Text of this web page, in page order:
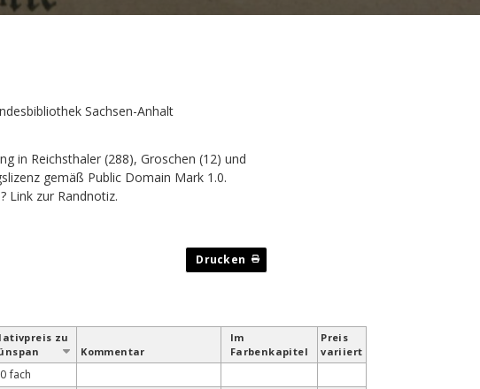
Sachsen-Anhalt
in Reichsthaler (288), Groschen (12) und
gemäß Public Domain Mark 1.0.
Link zur Randnotiz.
zu
Kommentar
Im
Farben­kapitel
Preis
variiert
fach